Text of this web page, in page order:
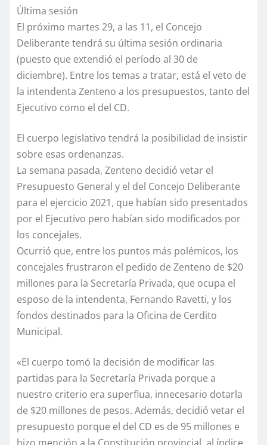
Última sesión
El próximo martes 29, a las 11, el Concejo
Deliberante tendrá su última sesión ordinaria
(puesto que extendió el período al 30 de
diciembre). Entre los temas a tratar, está el veto de
la intendenta Zenteno a los presupuestos, tanto del
Ejecutivo como el del CD.
El cuerpo legislativo tendrá la posibilidad de insistir
sobre esas ordenanzas.
La semana pasada, Zenteno decidió vetar el
Presupuesto General y el del Concejo Deliberante
para el ejercicio 2021, que habían sido presentados
por el Ejecutivo pero habían sido modificados por
los concejales.
Ocurrió que, entre los puntos más polémicos, los
concejales frustraron el pedido de Zenteno de $20
millones para la Secretaría Privada, que ocupa el
esposo de la intendenta, Fernando Ravetti, y los
fondos destinados para la Oficina de Cerdito
Municipal.
«El cuerpo tomó la decisión de modificar las
partidas para la Secretaría Privada porque a
nuestro criterio era superflua, innecesario dotarla
de $20 millones de pesos. Además, decidió vetar el
presupuesto porque el del CD es de 95 millones e